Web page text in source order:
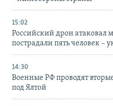
15:02
Российский дрон атаковал
пострадали пять человек –
14:30
Военные РФ проводят
под Ялтой